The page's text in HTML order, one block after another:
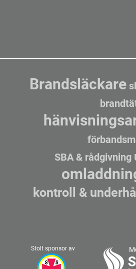
Brandsläckare
bran
förbands
SBA & rådgivning
kontroll &
Stolt sponsor av